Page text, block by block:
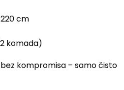
cm
komada)
kompromisa – samo čisto